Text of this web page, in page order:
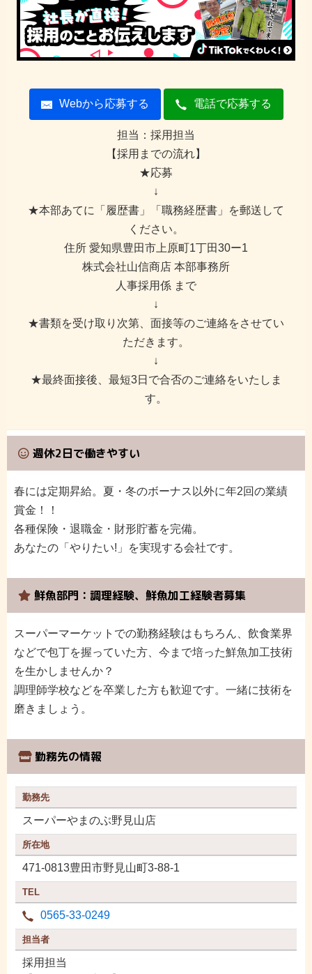
Webから応募する 電話で応募する
担当：採用担当
【採用までの流れ】
★応募
↓
★本部あてに「履歴書」「職務経歴書」を郵送して
ください。
住所 愛知県豊田市上原町1丁田30ー1
株式会社山信商店 本部事務所
人事採用係 まで
↓
★書類を受け取り次第、面接等のご連絡をさせてい
ただきます。
↓
★最終面接後、最短3日で合否のご連絡をいたしま
す。
週休2日で働きやすい
春には定期昇給。夏・冬のボーナス以外に年2回の業績
賞金！！
各種保険・退職金・財形貯蓄を完備。
あなたの「やりたい!」を実現する会社です。
鮮魚部門：調理経験、鮮魚加工経験者募集
スーパーマーケットでの勤務経験はもちろん、飲食業界
などで包丁を握っていた方、今まで培った鮮魚加工技術
を生かしませんか？
調理師学校などを卒業した方も歓迎です。一緒に技術を
磨きましょう。
勤務先の情報
勤務先
スーパーやまのぶ野見山店
所在地
471-0813豊田市野見山町3-88-1
TEL
0565-33-0249
担当者
採用担当